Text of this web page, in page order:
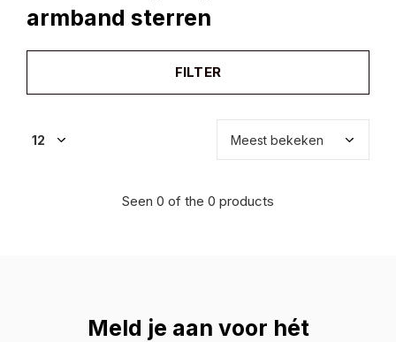
armband sterren
FILTER
Seen 0 of the 0 products
Meld je aan voor hét